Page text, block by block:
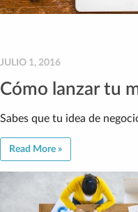
JULIO 1, 2016
Cómo lanzar tu
Sabes que tu idea de
Read More »